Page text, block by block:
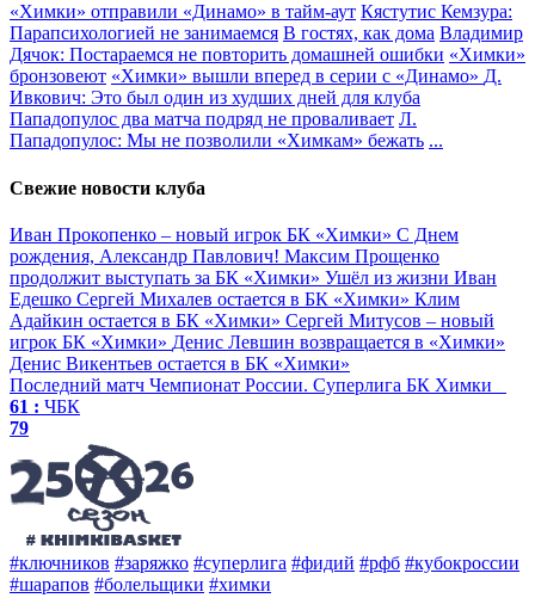
«Химки» отправили «Динамо» в тайм-аут Кястутис Кемзура:
Парапсихологией не занимаемся В гостях, как дома Владимир
Дячок: Постараемся не повторить домашней ошибки «Химки»
бронзовеют «Химки» вышли вперед в серии с «Динамо» Д.
Ивкович: Это был один из худших дней для клуба
Пападопулос два матча подряд не проваливает Л.
Пападопулос: Мы не позволили «Химкам» бежать ...
Свежие новости клуба
Иван Прокопенко – новый игрок БК «Химки» С Днем
рождения, Александр Павлович! Максим Прощенко
продолжит выступать за БК «Химки» Ушёл из жизни Иван
Едешко Сергей Михалев остается в БК «Химки» Клим
Адайкин остается в БК «Химки» Сергей Митусов – новый
игрок БК «Химки» Денис Левшин возвращается в «Химки»
Денис Викентьев остается в БК «Химки»
Последний матч Чемпионат России. Суперлига БК Химки
61 : ЧБК
79
#ключников #заряжко #суперлига #фидий #рфб #кубокроссии
#шарапов #болельщики #химки